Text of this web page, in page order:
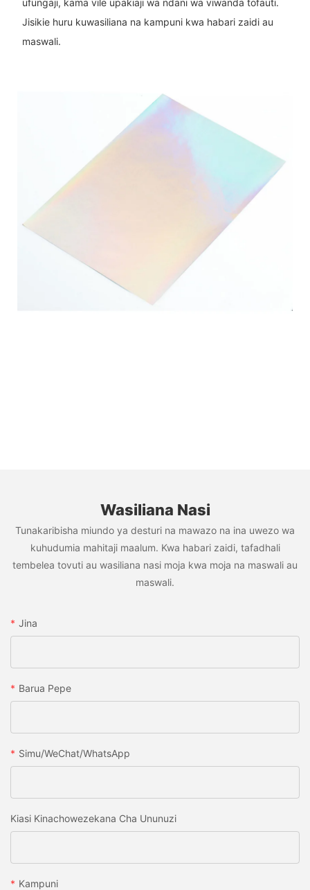
Jisikie huru kuwasiliana na kampuni kwa habari zaidi au
maswali.
Wasiliana Nasi
Tunakaribisha miundo ya desturi na mawazo na ina uwezo wa
kuhudumia mahitaji maalum. Kwa habari zaidi, tafadhali
tembelea tovuti au wasiliana nasi moja kwa moja na maswali au
maswali.
Jina
Barua Pepe
Simu/WeChat/WhatsApp
Kiasi Kinachowezekana Cha Ununuzi
Kampuni